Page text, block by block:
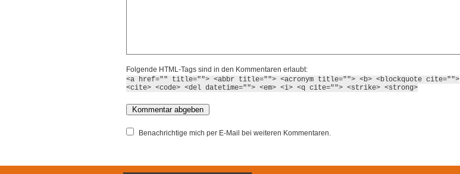
Folgende HTML-Tags sind in den Kommentaren erlaubt:
<a href="" title=""> <abbr title=""> <acronym title=""> <b> <blockquote cite="">
<cite> <code> <del datetime=""> <em> <i> <q cite=""> <strike> <strong>
Benachrichtige mich per E-Mail bei weiteren Kommentaren.